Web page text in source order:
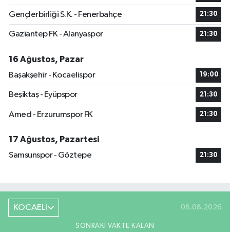
Gençlerbirliği S.K. - Fenerbahçe 21:30
Gaziantep FK - Alanyaspor 21:30
16 Ağustos, Pazar
Başakşehir - Kocaelispor
19:00
Beşiktaş - Eyüpspor 21:30
Amed - Erzurumspor FK 21:30
17 Ağustos, Pazartesi
Samsunspor - Göztepe
21:30
KOCAELİ 08.08.2026
SONRAKI VAKTE KALAN